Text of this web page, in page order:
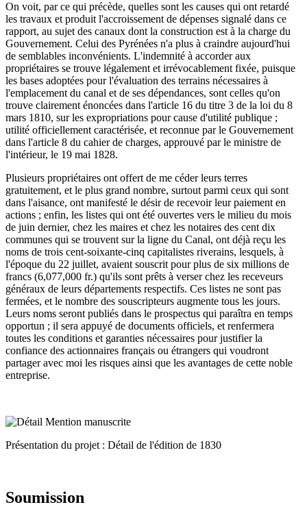
On voit, par ce qui précède, quelles sont les causes qui ont retardé
les travaux et produit l'accroissement de dépenses signalé dans ce
rapport, au sujet des canaux dont la construction est à la charge du
Gouvernement. Celui des Pyrénées n'a plus à craindre aujourd'hui
de semblables inconvénients. L'indemnité à accorder aux
propriétaires se trouve légalement et irrévocablement fixée, puisque
les bases adoptées pour l'évaluation des terrains nécessaires à
l'emplacement du canal et de ses dépendances, sont celles qu'on
trouve clairement énoncées dans l'article 16 du titre 3 de la loi du 8
mars 1810, sur les expropriations pour cause d'utilité publique ;
utilité officiellement caractérisée, et reconnue par le Gouvernement
dans l'article 8 du cahier de charges, approuvé par le ministre de
l'intérieur, le 19 mai 1828.
Plusieurs propriétaires ont offert de me céder leurs terres
gratuitement, et le plus grand nombre, surtout parmi ceux qui sont
dans l'aisance, ont manifesté le désir de recevoir leur paiement en
actions ; enfin, les listes qui ont été ouvertes vers le milieu du mois
de juin dernier, chez les maires et chez les notaires des cent dix
communes qui se trouvent sur la ligne du Canal, ont déjà reçu les
noms de trois cent-soixante-cinq capitalistes riverains, lesquels, à
l'époque du 22 juillet, avaient souscrit pour plus de six millions de
francs (6,077,000 fr.) qu'ils sont prêts à verser chez les receveurs
généraux de leurs départements respectifs. Ces listes ne sont pas
fermées, et le nombre des souscripteurs augmente tous les jours.
Leurs noms seront publiés dans le prospectus qui paraîtra en temps
opportun ; il sera appuyé de documents officiels, et renfermera
toutes les conditions et garanties nécessaires pour justifier la
confiance des actionnaires français ou étrangers qui voudront
partager avec moi les risques ainsi que les avantages de cette noble
entreprise.
Présentation du projet : Détail de l'édition de 1830
Soumission